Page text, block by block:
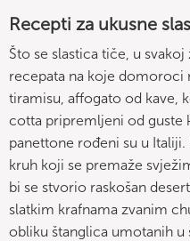
Recepti za ukusne
Što se slastica tiče, u
recepata na koje domoroci
tiramisu, affogato od kave,
cotta pripremljeni od guste
panettone rođeni su u
kruh koji se premaže
bi se stvorio raskošan
slatkim krafnama zvanim
obliku štanglica umotanih